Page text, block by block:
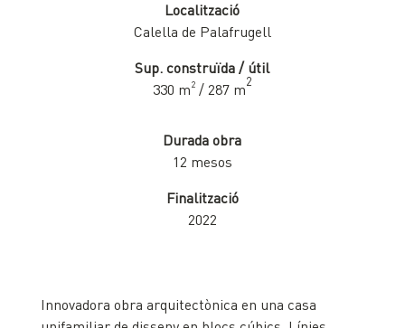
Localització
Calella de Palafrugell
Sup. construïda / útil
330 m2/ 287 m2
Durada obra
12 mesos
Finalització
2022
Innovadora obra arquitectònica en una casa